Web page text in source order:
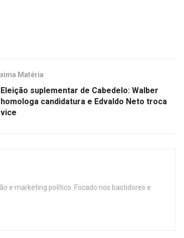
Matéria
Eleição suplementar de Cabedelo: Walber
homologa candidatura e Edvaldo Neto troca
vice
e marketing político. Focado nos bastidores e